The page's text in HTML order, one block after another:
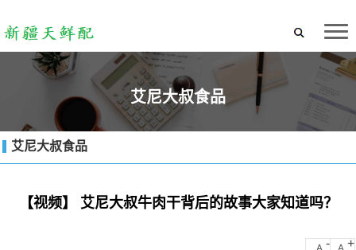
艾尼大叔食品
艾尼大叔食品
【视频】 艾尼大叔牛肉干背后的故事大家知道吗？
- +